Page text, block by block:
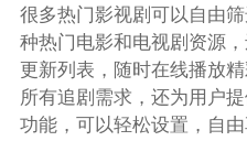
很多热门影视剧可以自由
种热门电影和电视剧资源
更新列表，随时在线播放
所有追剧需求，还为用户
功能，可以轻松设置，自